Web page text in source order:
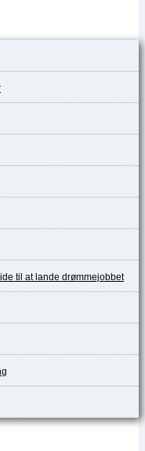
til at lande drømmejobbet